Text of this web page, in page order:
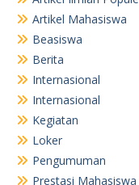
Artikel Mahasiswa
Beasiswa
Berita
Internasional
Internasional
Kegiatan
Loker
Pengumuman
Prestasi Mahasiswa